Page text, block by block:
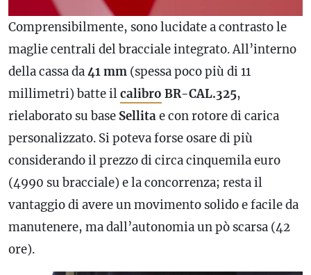
Comprensibilmente, sono lucidate a contrasto le
maglie centrali del bracciale integrato. All’interno
della cassa da41 mm (spessa poco più di 11
millimetri) batte ilcalibro BR-CAL.325,
rielaborato su base Sellitae con rotore di carica
personalizzato. Si poteva forse osare di più
considerando il prezzo di circa cinquemila euro
(4990 su bracciale) e la concorrenza; resta il
vantaggio di avere un movimento solido e facile da
manutenere, ma dall’autonomia un pò scarsa (42
ore).